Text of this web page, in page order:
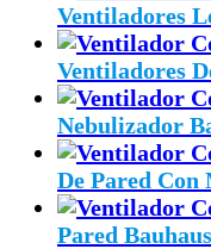
Ventiladores
Ventiladores
Nebulizador
De Pared Con
Pared Bauhaus